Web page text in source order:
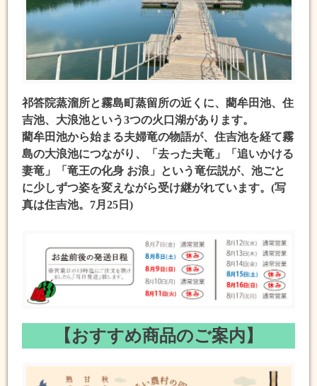
祁答院蒸溜所と霧島町蒸留所の近くに、藺牟田池、住
吉池、大浪池という3つの火口湖があります。
藺牟田池から始まる夫婦竜の物語が、住吉池を経て霧
島の大浪池につながり、「去った夫竜」「追いかける
妻竜」「竜王の化身 お浪」という竜伝説が、池ごと
に少しずつ姿を変えながら受け継がれています。(写
真は住吉池。7月25日)
【おすすめ商品のご案内】